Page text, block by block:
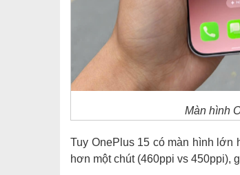
Màn hình
Tuy OnePlus 15 có màn hình lớn
hơn một chút (460ppi vs 450ppi),